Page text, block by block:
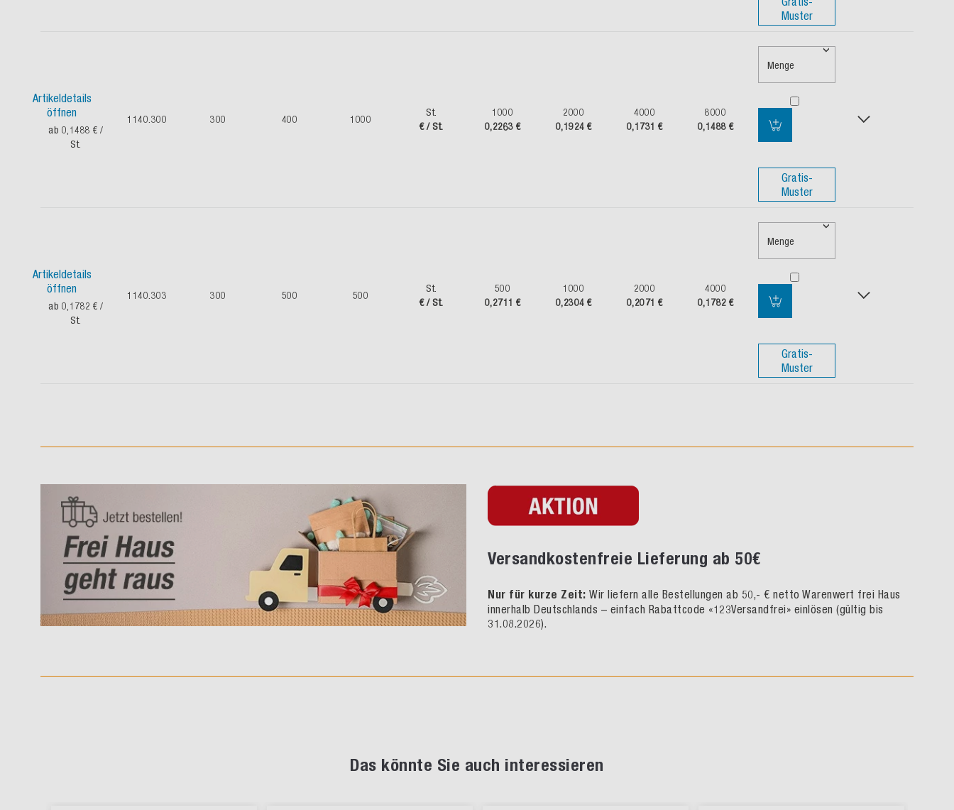
Muster
Artikeldetails
öffnen
ab 0,1488 €/
St.
1140.300 300 400 1000
St.
€ / St.
1000
0,2263 €
2000
0,1924 €
4000
0,1731 €
8000
0,1488 €
Menge
Gratis-
Muster
Artikeldetails
öffnen
ab 0,1782 €/
St.
1140.303 300 500 500
St.
€ / St.
500
0,2711 €
1000
0,2304 €
2000
0,2071 €
4000
0,1782 €
Menge
Gratis-
Muster
Versandkostenfreie Lieferung ab 50€
Nur für kurze Zeit: Wir liefern alle Bestellungen ab 50,- € netto Warenwert frei Haus
innerhalb Deutschlands – einfach Rabattcode «123Versandfrei» einlösen (gültig bis
31.08.2026).
Das könnte Sie auch interessieren